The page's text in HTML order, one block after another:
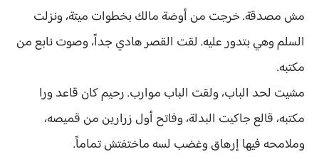
مش مصدقة. خرجت من أوضة مالك بخطوات ميتة، ونزلت
السلم وهي بتدور عليه. لقت القصر هادي جداً، وصوت نابع من
مكتبه.
مشيت لحد الباب، ولقت الباب موارب. رحيم كان قاعد ورا
مكتبه، قالع جاكيت البدلة، وفاتح أول زرارين من قميصه،
وملامحه فيها إرهاق وغضب لسه ماختفتش تماماً.